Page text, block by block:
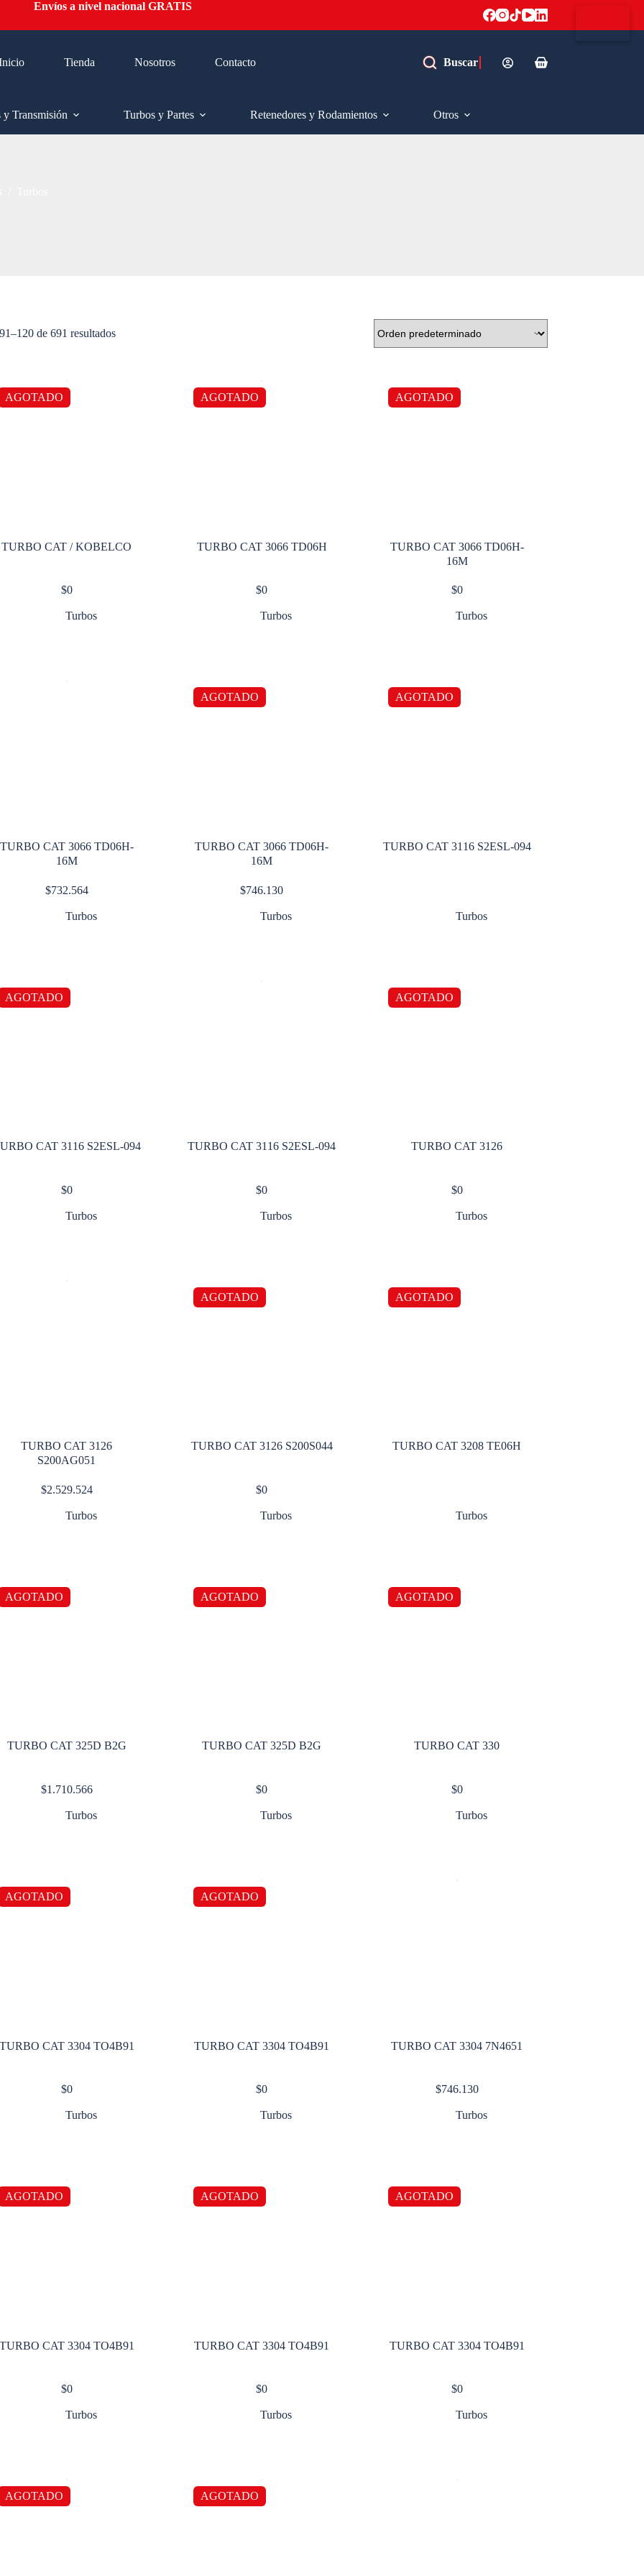
Envíos a nivel nacional GRATIS
Tienda Nosotros Contacto
Carro
y Transmisión
Turbos y Partes Retenedores y Rodamientos Otros
de 691 resultados
AGOTADO
TURBO CAT / KOBELCO
$0
Turbos
AGOTADO
TURBO CAT 3066 TD06H
$0
Turbos
AGOTADO
TURBO CAT 3066 TD06H-
16M
$0
Turbos
TURBO CAT 3066 TD06H-
16M
$732.564
Turbos
AGOTADO
TURBO CAT 3066 TD06H-
16M
$746.130
Turbos
AGOTADO
TURBO CAT 3116 S2ESL-094
Turbos
AGOTADO
CAT 3116 S2ESL-094
$0
Turbos
TURBO CAT 3116 S2ESL-094
$0
Turbos
AGOTADO
TURBO CAT 3126
$0
Turbos
TURBO CAT 3126
S200AG051
$2.529.524
Turbos
AGOTADO
TURBO CAT 3126 S200S044
$0
Turbos
AGOTADO
TURBO CAT 3208 TE06H
Turbos
AGOTADO
TURBO CAT 325D B2G
$1.710.566
Turbos
AGOTADO
TURBO CAT 325D B2G
$0
Turbos
AGOTADO
TURBO CAT 330
$0
Turbos
AGOTADO
TURBO CAT 3304 TO4B91
$0
Turbos
AGOTADO
TURBO CAT 3304 TO4B91
$0
Turbos
TURBO CAT 3304 7N4651
$746.130
Turbos
AGOTADO
CAT 3304 TO4B91
$0
Turbos
AGOTADO
TURBO CAT 3304 TO4B91
$0
Turbos
AGOTADO
TURBO CAT 3304 TO4B91
$0
Turbos
AGOTADO AGOTADO